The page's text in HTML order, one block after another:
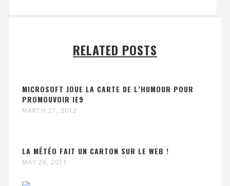
RELATED POSTS
MICROSOFT JOUE LA CARTE DE L’HUMOUR POUR
PROMOUVOIR IE9
MARCH 21, 2012
LA MÉTÉO FAIT UN CARTON SUR LE WEB !
MAY 26, 2011